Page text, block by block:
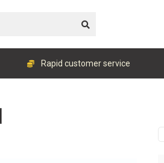
Rapid customer service